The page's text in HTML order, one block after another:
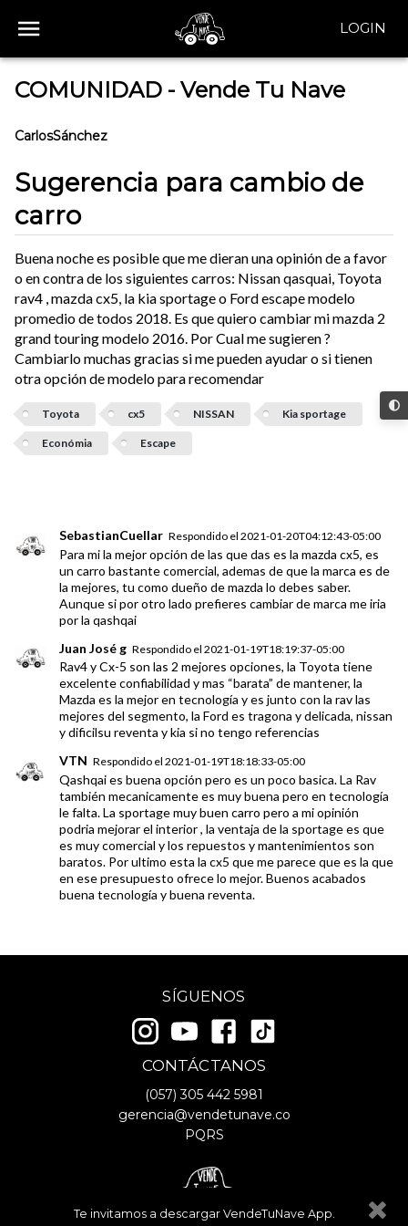
LOGIN
Te invitamos a descargar VendeTuNave App.
COMUNIDAD - Vende Tu Nave
CarlosSánchez
Sugerencia para cambio de
carro
Buena noche es posible que me dieran una opinión de a favor
o en contra de los siguientes carros: Nissan qasquai, Toyota
rav4 , mazda cx5, la kia sportage o Ford escape modelo
promedio de todos 2018. Es que quiero cambiar mi mazda 2
grand touring modelo 2016. Por Cual me sugieren ?
Cambiarlo muchas gracias si me pueden ayudar o si tienen
otra opción de modelo para recomendar
Toyota cx5 NISSAN Kia sportage
Económia Escape
SebastianCuellar Respondido el2021-01-20T04:12:43-05:00
Para mi la mejor opción de las que das es la mazda cx5, es
un carro bastante comercial, ademas de que la marca es de
la mejores, tu como dueño de mazda lo debes saber.
Aunque si por otro lado prefieres cambiar de marca me iria
por la qashqai
Juan José g Respondido el2021-01-19T18:19:37-05:00
Rav4 y Cx-5 son las 2 mejores opciones, la Toyota tiene
excelente confiabilidad y mas “barata” de mantener, la
Mazda es la mejor en tecnología y es junto con la rav las
mejores del segmento, la Ford es tragona y delicada, nissan
y dificilsu reventa y kia si no tengo referencias
VTN Respondido el2021-01-19T18:18:33-05:00
Qashqai es buena opción pero es un poco basica. La Rav
también mecanicamente es muy buena pero en tecnología
le falta. La sportage muy buen carro pero a mi opinión
podria mejorar el interior , la ventaja de la sportage es que
es muy comercial y los repuestos y mantenimientos son
baratos. Por ultimo esta la cx5 que me parece que es la que
en ese presupuesto ofrece lo mejor. Buenos acabados
buena tecnología y buena reventa.
SÍGUENOS
CONTÁCTANOS
(057)305 442 5981
gerencia@vendetunave.co
PQRS